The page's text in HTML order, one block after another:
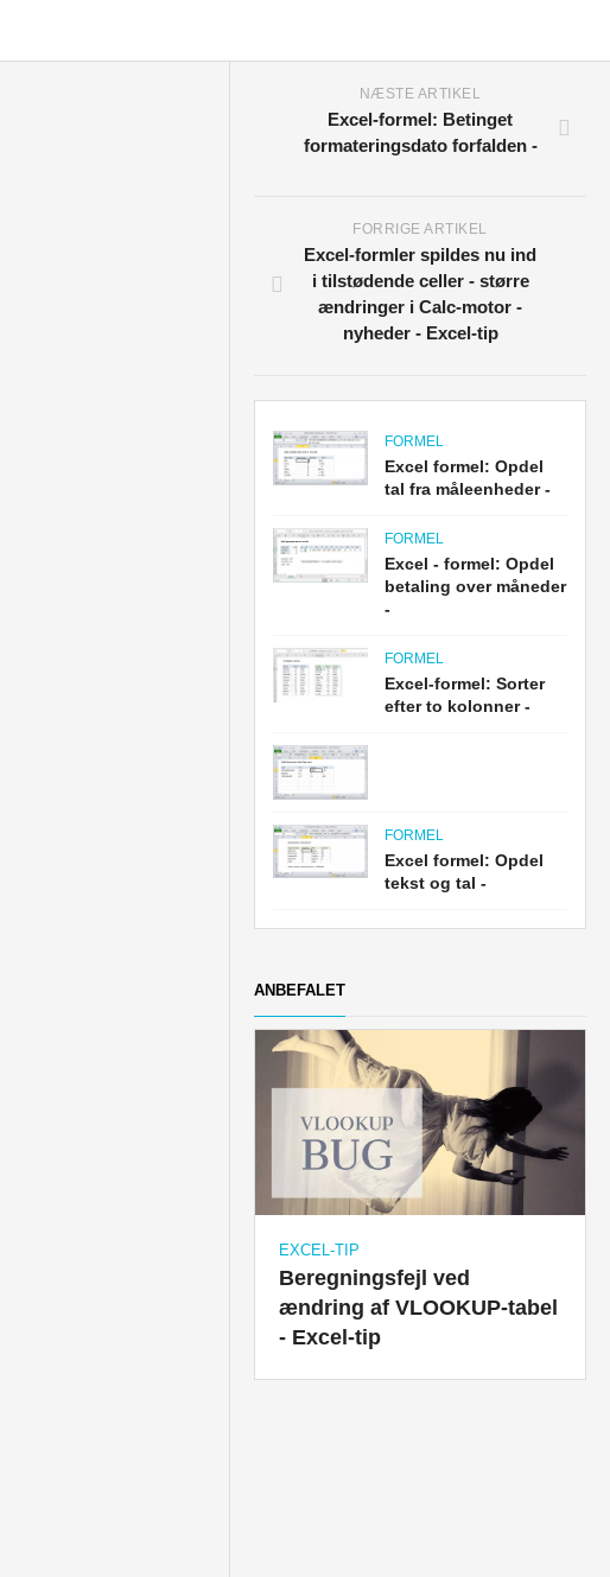
NÆSTE ARTIKEL
Excel-formel: Betinget
formateringsdato forfalden -
FORRIGE ARTIKEL
Excel-formler spildes nu ind
i tilstødende celler - større
ændringer i Calc-motor -
nyheder - Excel-tip
FORMEL
Excel formel: Opdel
tal fra måleenheder -
FORMEL
Excel - formel: Opdel
betaling over måneder
-
FORMEL
Excel-formel: Sorter
efter to kolonner -
FORMEL
Excel formel: Opdel
tekst og tal -
ANBEFALET
EXCEL-TIP
Beregningsfejl ved
ændring af VLOOKUP-tabel
- Excel-tip